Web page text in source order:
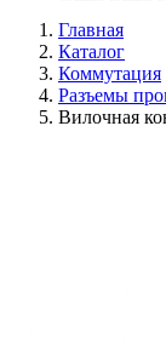
Главная
Каталог
Коммутация
Разъемы
Вилочная